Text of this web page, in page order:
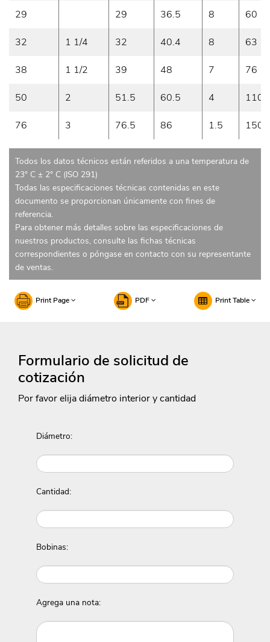
29 29 36.5 8 60
32 1 1/4 32 40.4 8 63
38 1 1/2 39 48 7 76
50 2 51.5 60.5 4 110
76 3 76.5 86 1.5 150
Todos los datos técnicos están referidos a una temperatura de
23° C ± 2° C (ISO 291)
Todas las especificaciones técnicas contenidas en este
documento se proporcionan únicamente con fines de
referencia.
Para obtener más detalles sobre las especificaciones de
nuestros productos, consulte las fichas técnicas
correspondientes o póngase en contacto con su representante
de ventas.
Print Page PDF Print Table
Formulario de solicitud de
cotización
Por favor elija diámetro interior y cantidad
Diámetro:
Cantidad:
Bobinas:
Agrega una nota: